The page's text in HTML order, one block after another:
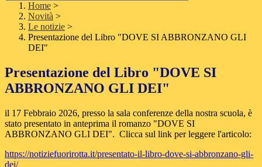
Home >
Novità >
Le notizie >
Presentazione del Libro "DOVE SI ABBRONZANO GLI
DEI"
Presentazione del Libro "DOVE SI
ABBRONZANO GLI DEI"
il 17 Febbraio 2026, presso la sala conferenze della nostra scuola, è
stato presentato in anteprima il romanzo "DOVE SI
ABBRONZANO GLI DEI". Clicca sul link per leggere l'articolo:
https://notiziefuorirotta.it/presentato-il-libro-dove-si-abbronzano-gli-
dei/